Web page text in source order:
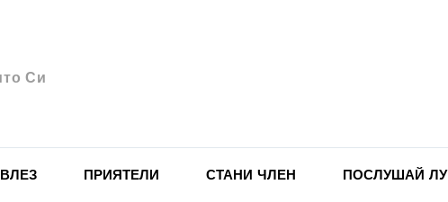
Си
ВЛЕЗ ПРИЯТЕЛИ СТАНИ ЧЛЕН ПОСЛУШАЙ ЛУ